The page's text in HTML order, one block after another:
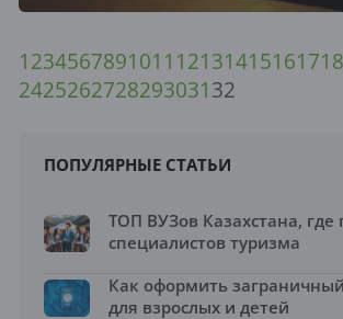
1234567891011 12131415161718
242526272829303132
ПОПУЛЯРНЫЕ СТАТЬИ
ТОП ВУЗов Казахстана, где
специалистов туризма
Как оформить
для взрослых и детей